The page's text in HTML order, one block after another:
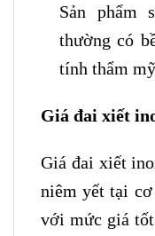
Sản phẩm
thường có
tính thẩm
Giá đai xiết
Giá đai xiết
niêm yết tại
với mức giá